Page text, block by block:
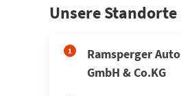
Unsere Standorte
1
Ramsperger
GmbH & Co.KG